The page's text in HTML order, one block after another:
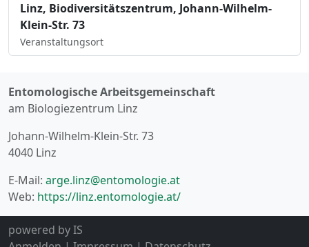
Linz, Biodiversitätszentrum, Johann-Wilhelm-
Klein-Str. 73
Veranstaltungsort
Entomologische Arbeitsgemeinschaft
am Biologiezentrum Linz
Johann-Wilhelm-Klein-Str. 73
4040 Linz
E-Mail: arge.linz@entomologie.at
Web: https://linz.entomologie.at/
powered byIS